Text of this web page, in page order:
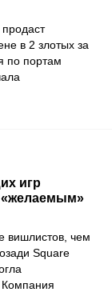
в 2 злотых за
по портам
игр
«желаемым»
вишлистов, чем
Square
Компания